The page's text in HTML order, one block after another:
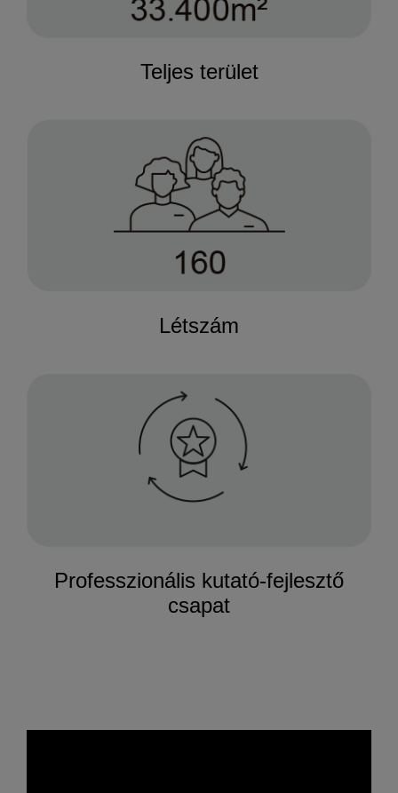
Teljes terület
Létszám
Professzionális kutató-fejlesztő
csapat